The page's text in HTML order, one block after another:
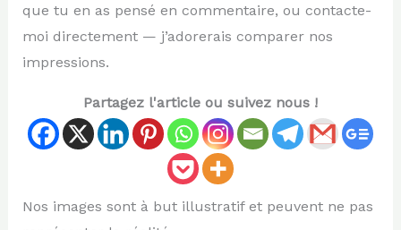
que tu en as pensé en commentaire, ou contacte-
moi directement — j’adorerais comparer nos
impressions.
Partagez l'article ou suivez nous !
Nos images sont à but illustratif et peuvent ne pas